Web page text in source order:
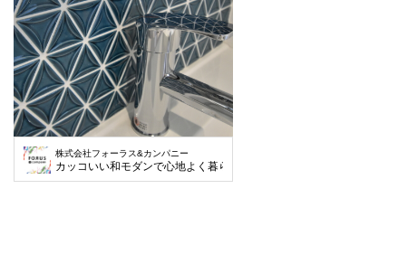
株式会社フォーラス&カンパニー
カッコいい和モダンで心地よく暮らす